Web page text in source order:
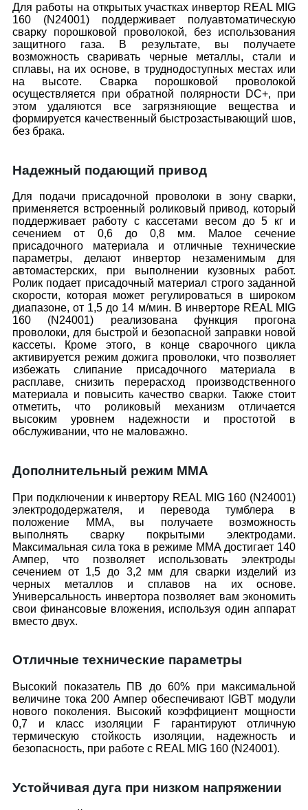
Для работы на открытых участках инвертор REAL MIG
160 (N24001) поддерживает полуавтоматическую
сварку порошковой проволокой, без использования
защитного газа. В результате, вы получаете
возможность сваривать черные металлы, стали и
сплавы, на их основе, в труднодоступных местах или
на высоте. Сварка порошковой проволокой
осуществляется при обратной полярности DC+, при
этом удаляются все загрязняющие вещества и
формируется качественный быстрозастывающий шов,
без брака.
Надежный подающий привод
Для подачи присадочной проволоки в зону сварки,
применяется встроенный роликовый привод, который
поддерживает работу с кассетами весом до 5 кг и
сечением от 0,6 до 0,8 мм. Малое сечение
присадочного материала и отличные технические
параметры, делают инвертор незаменимым для
автомастерских, при выполнении кузовных работ.
Ролик подает присадочный материал строго заданной
скорости, которая может регулироваться в широком
диапазоне, от 1,5 до 14 м/мин. В инверторе REAL MIG
160 (N24001) реализована функция прогона
проволоки, для быстрой и безопасной заправки новой
кассеты. Кроме этого, в конце сварочного цикла
активируется режим дожига проволоки, что позволяет
избежать слипание присадочного материала в
расплаве, снизить перерасход производственного
материала и повысить качество сварки. Также стоит
отметить, что роликовый механизм отличается
высоким уровнем надежности и простотой в
обслуживании, что не маловажно.
Дополнительный режим ММА
При подключении к инвертору REAL MIG 160 (N24001)
электрододержателя, и перевода тумблера в
положение ММА, вы получаете возможность
выполнять сварку покрытыми электродами.
Максимальная сила тока в режиме ММА достигает 140
Ампер, что позволяет использовать электроды
сечением от 1,5 до 3,2 мм для сварки изделий из
черных металлов и сплавов на их основе.
Универсальность инвертора позволяет вам экономить
свои финансовые вложения, используя один аппарат
вместо двух.
Отличные технические параметры
Высокий показатель ПВ до 60% при максимальной
величине тока 200 Ампер обеспечивают IGBT модули
нового поколения. Высокий коэффициент мощности
0,7 и класс изоляции F гарантируют отличную
термическую стойкость изоляции, надежность и
безопасность, при работе с REAL MIG 160 (N24001).
Устойчивая дуга при низком напряжении